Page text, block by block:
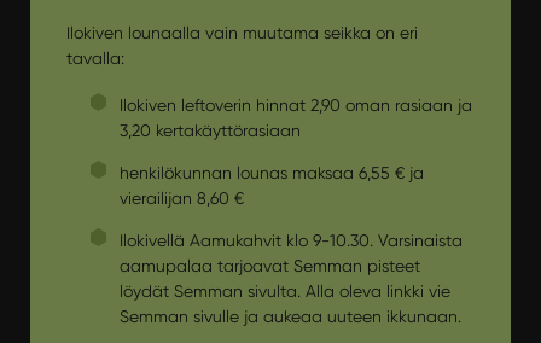
Ilokiven lounaalla vain muutama seikka on eri
tavalla:
Ilokiven leftoverin hinnat 2,90 oman rasiaan ja
3,20 kertakäyttörasiaan
henkilökunnan lounas maksaa 6,55 € ja
vierailijan 8,60 €
Ilokivellä Aamukahvit klo 9-10.30. Varsinaista
aamupalaa tarjoavat Semman pisteet
löydät Semman sivulta. Alla oleva linkki vie
Semman sivulle ja aukeaa uuteen ikkunaan.